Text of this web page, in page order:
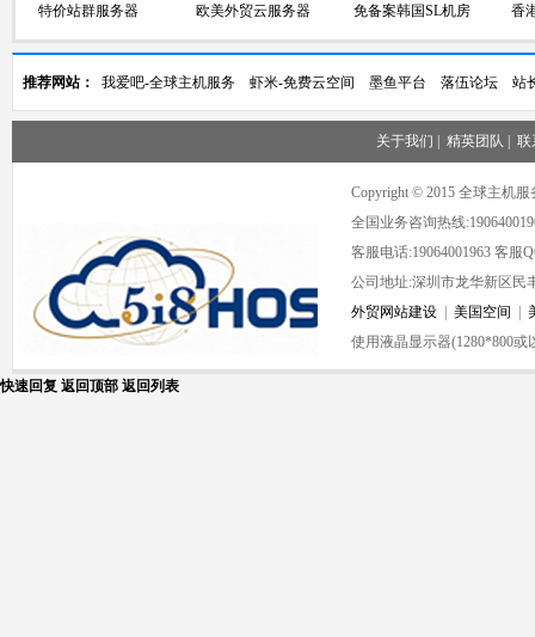
特价站群服务器
欧美外贸云服务器 免备案韩国SL机房 香
推荐网站： 我爱吧-全球主机服务 虾米-免费云空间 墨鱼平台 落伍论坛 站
关于我们 精英团队 联
Copyright © 2015 全球主机
全国业务咨询热线
客服电话:19064001963 客服
公司地址:深圳市龙华新区民
外贸网站建设
美国空间
使用液晶显示器(1280*800
快速回复 返回顶部 返回列表